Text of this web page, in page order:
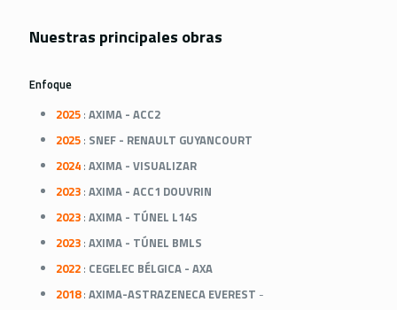
Nuestras principales obras
Enfoque
2025 : AXIMA - ACC2
2025 : SNEF - RENAULT GUYANCOURT
2024 : AXIMA - VISUALIZAR
2023 : AXIMA - ACC1 DOUVRIN
2023 : AXIMA - TÚNEL L14S
2023 : AXIMA - TÚNEL BMLS
2022 : CEGELEC BÉLGICA - AXA
2018 : AXIMA-ASTRAZENECA EVEREST -